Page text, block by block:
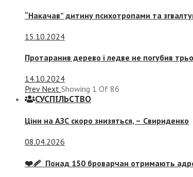
“Накачав” дитину психотропами та
15.10.2024
Протаранив дерево і ледве не погубив
14.10.2024
Prev Next Showing 1 Of 86
СУСПIЛЬСТВО
Ціни на АЗС скоро знизяться, – Свириденко
08.04.2026
❤️‍🩹 Понад 150 броварчан отримають